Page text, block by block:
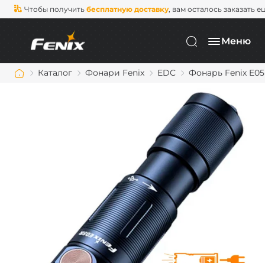
Чтобы получить бесплатную доставку, вам осталось заказать
Меню
Каталог Фонари Fenix EDC Фонарь Fenix